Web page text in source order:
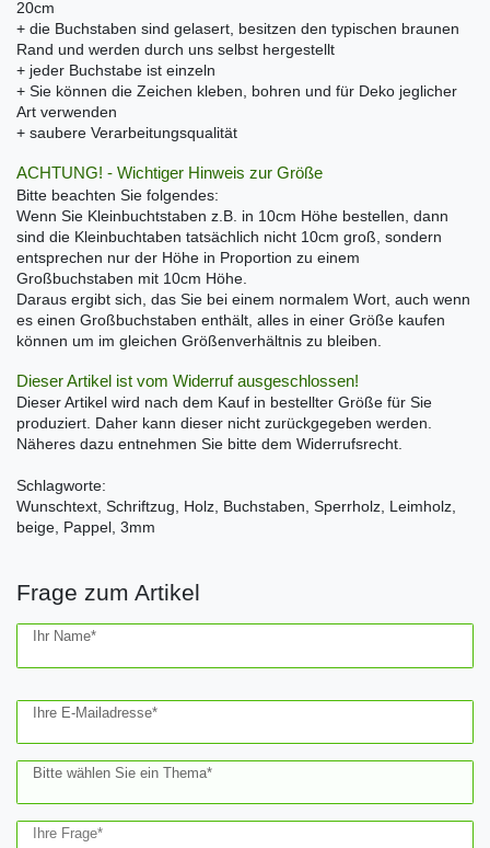
20cm
+ die Buchstaben sind gelasert, besitzen den typischen braunen
Rand und werden durch uns selbst hergestellt
+ jeder Buchstabe ist einzeln
+ Sie können die Zeichen kleben, bohren und für Deko jeglicher
Art verwenden
+ saubere Verarbeitungsqualität
ACHTUNG! - Wichtiger Hinweis zur Größe
Bitte beachten Sie folgendes:
Wenn Sie Kleinbuchtstaben z.B. in 10cm Höhe bestellen, dann
sind die Kleinbuchtaben tatsächlich nicht 10cm groß, sondern
entsprechen nur der Höhe in Proportion zu einem
Großbuchstaben mit 10cm Höhe.
Daraus ergibt sich, das Sie bei einem normalem Wort, auch wenn
es einen Großbuchstaben enthält, alles in einer Größe kaufen
können um im gleichen Größenverhältnis zu bleiben.
Dieser Artikel ist vom Widerruf ausgeschlossen!
Dieser Artikel wird nach dem Kauf in bestellter Größe für Sie
produziert. Daher kann dieser nicht zurückgegeben werden.
Näheres dazu entnehmen Sie bitte dem Widerrufsrecht.
Schlagworte:
Wunschtext, Schriftzug, Holz, Buchstaben, Sperrholz, Leimholz,
beige, Pappel, 3mm
Frage zum Artikel
Ihr Name*
Ihre E-Mailadresse*
Bitte wählen Sie ein Thema*
Ihre Frage*
Ceres::Template.mailFormHoneypotLabel